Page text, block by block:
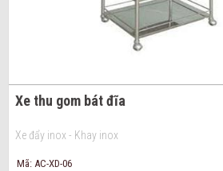
Xe thu gom bát đĩa
Xe đẩy inox - Khay inox
Mã: AC-XD-06